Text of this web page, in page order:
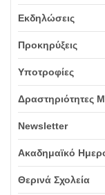
Εκδηλώσεις
Προκηρύξεις
Υποτροφίες
Δραστηριότητες
Newsletter
Ακαδημαϊκό
Θερινά Σχολεία